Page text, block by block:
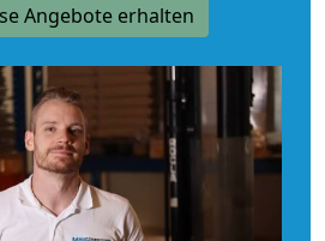
Angebote erhalten